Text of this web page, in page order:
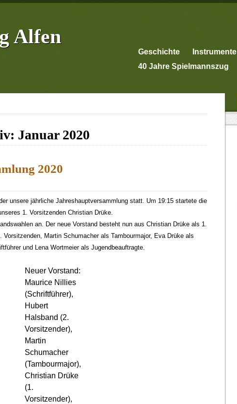
Alfen
Geschichte Instrumente
40 Jahre Spielmannszug
Januar 2020
2020
unsere jährliche Jahreshauptversammlung statt. Um 19:15 startete die
1. Vorsitzenden Christian Drüke.
an. Der neue Vorstand besteht nun aus Christian Drüke als 1.
Vorsitzenden, Martin Schumacher als Tambourmajor, Eva Drüke als
und Lena Wortmeier als Jugendbeauftragte.
Neuer Vorstand:
Maurice Nillies
(Schriftführer),
Hubert
Halsband (2.
Vorsitzender),
Martin
Schumacher
(Tambourmajor),
Christian Drüke
(1.
Vorsitzender),